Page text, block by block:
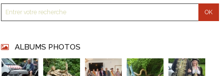
ALBUMS PHOTOS